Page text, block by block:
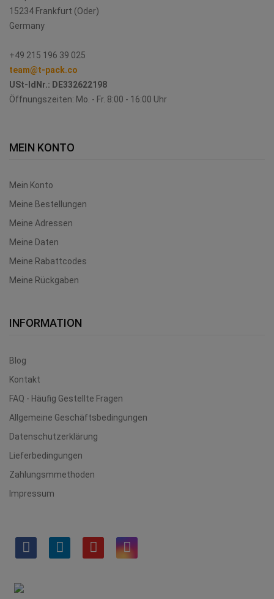
15234 Frankfurt (Oder)
Germany
+49 215 196 39 025
team@t-pack.co
USt-IdNr.: DE332622198
Öffnungszeiten: Mo. - Fr. 8:00 - 16:00 Uhr
MEIN KONTO
Mein Konto
Meine Bestellungen
Meine Adressen
Meine Daten
Meine Rabattcodes
Meine Rückgaben
INFORMATION
Blog
Kontakt
FAQ - Häufig Gestellte Fragen
Allgemeine Geschäftsbedingungen
Datenschutzerklärung
Lieferbedingungen
Zahlungsmmethoden
Impressum